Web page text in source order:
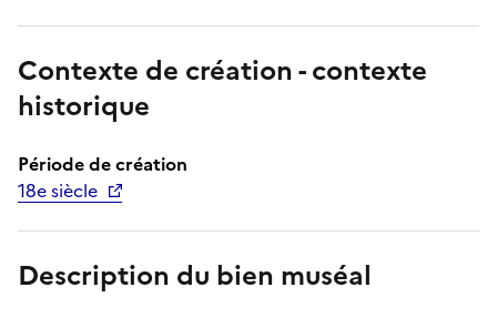
Contexte de création - contexte
historique
Période de création
18e siècle
Description du bien muséal